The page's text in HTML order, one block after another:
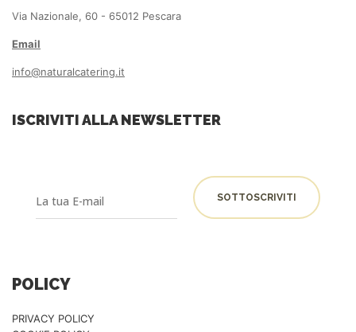
Via Nazionale, 60 - 65012 Pescara
Email
info@naturalcatering.it
ISCRIVITI ALLA NEWSLETTER
POLICY
PRIVACY POLICY